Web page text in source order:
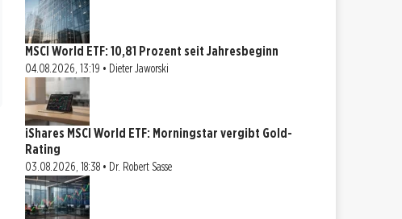
MSCI World ETF: 10,81 Prozent seit Jahresbeginn
04.08.2026, 13:19 • Dieter Jaworski
iShares MSCI World ETF: Morningstar vergibt Gold-
Rating
03.08.2026, 18:38 • Dr. Robert Sasse